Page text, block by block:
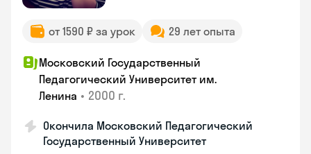
от 1590 ₽ за урок 29 лет опыта
Московский Государственный
Педагогический Университет им.
Ленина • 2000 г.
Окончила Московский Педагогический
Государственный Университет